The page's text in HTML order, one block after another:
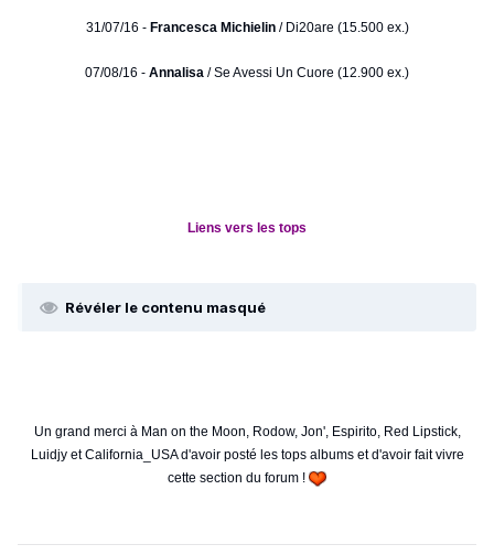
31/07/16 - Francesca Michielin/ Di20are (15.500 ex.)
07/08/16 - Annalisa / Se Avessi Un Cuore (12.900 ex.)
Liens vers les tops
Révéler le contenu masqué
Un grand merci à Man on the Moon, Rodow, Jon', Espirito, Red Lipstick,
Luidjy et California_USA d'avoir posté les tops albums et d'avoir fait vivre
cette section du forum !